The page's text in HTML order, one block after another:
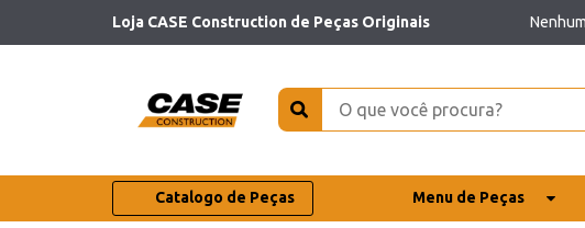
Loja CASE Construction de Peças Originais
Catalogo de Peças Menu de Peças